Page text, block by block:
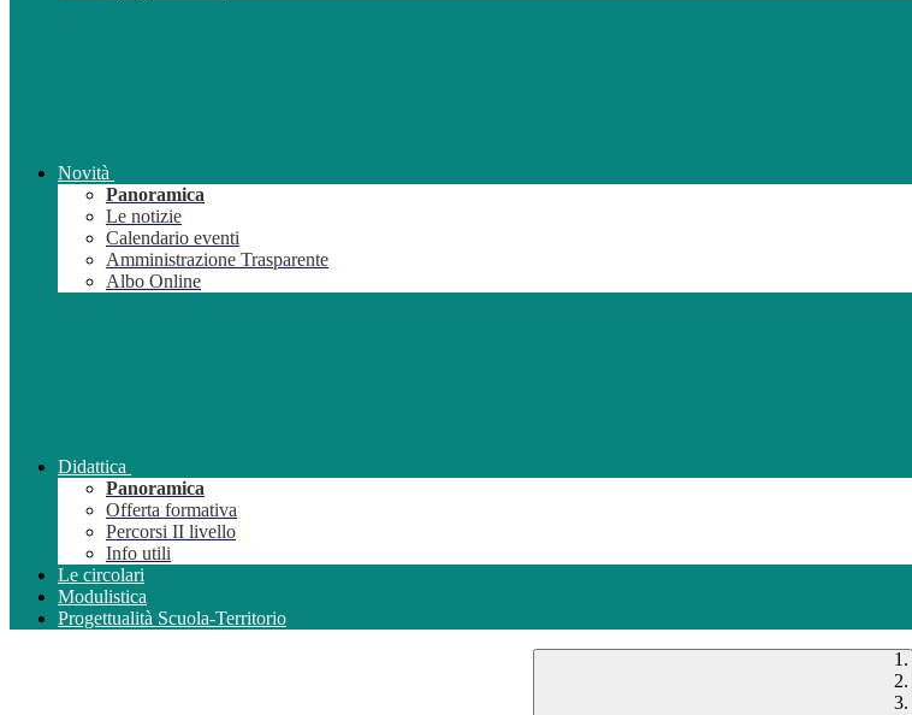
Novità
Panoramica
Le notizie
Calendario eventi
Amministrazione Trasparente
Albo Online
Didattica
Panoramica
Offerta formativa
Percorsi II livello
Info utili
Le circolari
Modulistica
Progettualità Scuola-Territorio